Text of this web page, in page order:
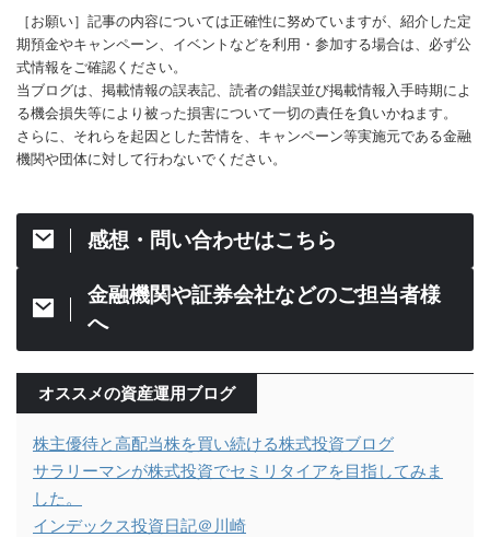
［お願い］記事の内容については正確性に努めていますが、紹介した定
期預金やキャンペーン、イベントなどを利用・参加する場合は、必ず公
式情報をご確認ください。
当ブログは、掲載情報の誤表記、読者の錯誤並び掲載情報入手時期によ
る機会損失等により被った損害について一切の責任を負いかねます。
さらに、それらを起因とした苦情を、キャンペーン等実施元である金融
機関や団体に対して行わないでください。
感想・問い合わせはこちら
金融機関や証券会社などのご担当者様
へ
オススメの資産運用ブログ
株主優待と高配当株を買い続ける株式投資ブログ
サラリーマンが株式投資でセミリタイアを目指してみま
した。
インデックス投資日記＠川崎